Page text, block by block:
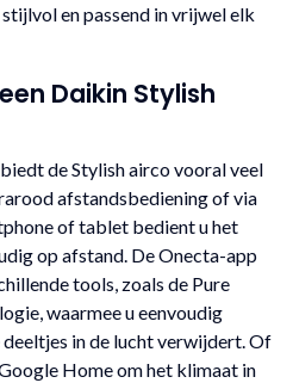
en passend in vrijwel elk
Daikin Stylish
de Stylish airco vooral veel
afstandsbediening of via
of tablet bedient u het
op afstand. De Onecta-app
tools, zoals de Pure
waarmee u eenvoudig
deeltjes in de lucht verwijdert. Of
Home om het klimaat in